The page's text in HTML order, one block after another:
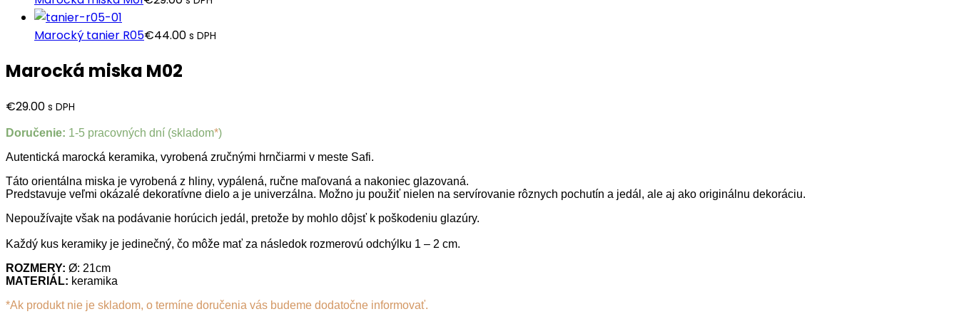
Marocký tanier R05€44.00 s DPH
Marocká miska M02
€29.00 s DPH
Doručenie: 1-5 pracovných dní (skladom*)
Autentická marocká keramika, vyrobená zručnými hrnčiarmi v meste Safi.
Táto orientálna miska je vyrobená z hliny, vypálená, ručne maľovaná a nakoniec glazovaná.
Predstavuje veľmi okázalé dekoratívne dielo a je univerzálna. Možno ju použiť nielen na servírovanie rôznych pochutín a jedál, ale aj ako originálnu dekoráciu.
Nepoužívajte však na podávanie horúcich jedál, pretože by mohlo dôjsť k poškodeniu glazúry.
Každý kus keramiky je jedinečný, čo môže mať za následok rozmerovú odchýlku 1 – 2 cm.
ROZMERY: Ø: 21cm
MATERIÁL: keramika
*Ak produkt nie je skladom, o termíne doručenia vás budeme dodatočne informovať.